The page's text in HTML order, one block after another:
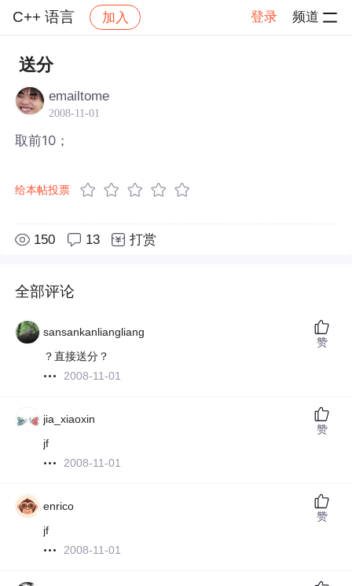
C++ 语言 加入 登录 频道
社区
送分
emailtome
2008-11-01
取前10；
给本帖投票
150 13 打赏
全部评论
sansankanliangliang
？直接送分？
2008-11-01
赞
jia_xiaoxin
jf
2008-11-01
赞
enrico
jf
2008-11-01
赞